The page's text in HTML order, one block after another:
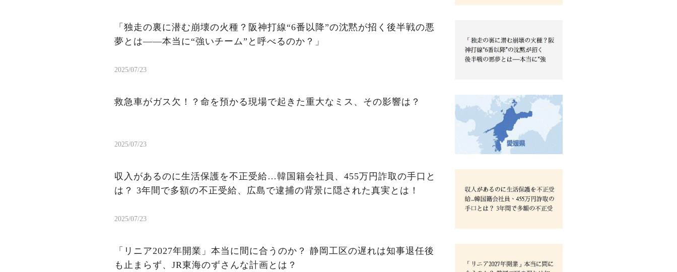
「独走の裏に潜む崩壊の火種？阪神打線“6番以降”の沈黙が招く後半戦の悪
夢とは——本当に“強いチーム”と呼べるのか？」
2025/07/23
救急車がガス欠！？命を預かる現場で起きた重大なミス、その影響は？
2025/07/23
収入があるのに生活保護を不正受給…韓国籍会社員、455万円詐取の手口と
は？ 3年間で多額の不正受給、広島で逮捕の背景に隠された真実とは！
2025/07/23
「リニア2027年開業」本当に間に合うのか？ 静岡工区の遅れは知事退任後
も止まらず、JR東海のずさんな計画とは？